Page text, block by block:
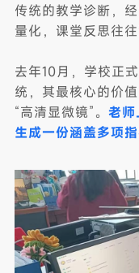
传统的教学诊断，
量化，课堂反思往
去年10月，学校正
统，其最核心的价
“高清显微镜”。 老
生成一份涵盖多项